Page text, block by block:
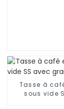
Tasse à
sous vide